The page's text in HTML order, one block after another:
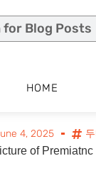
HOME
4, 2025